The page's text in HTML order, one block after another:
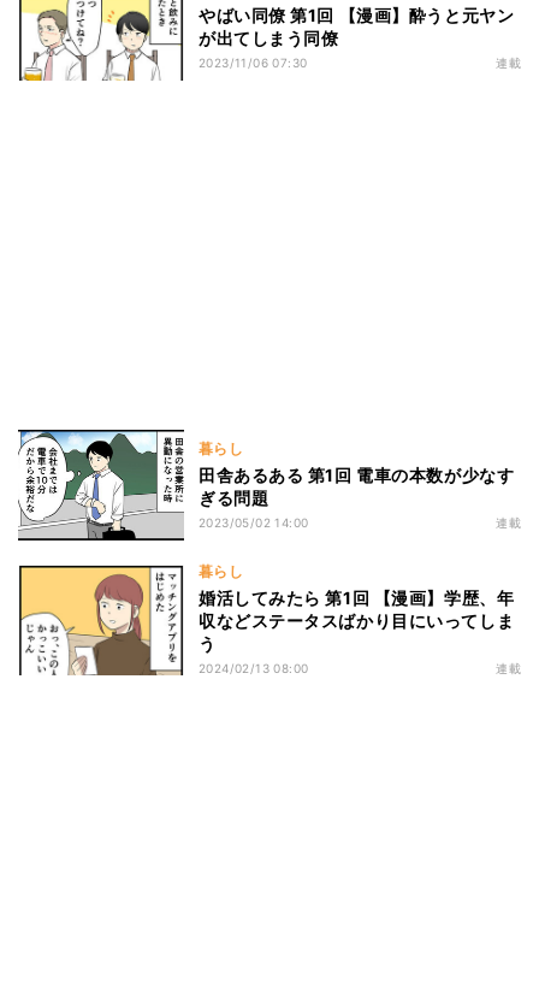
やばい同僚 第1回 【漫画】酔うと元ヤン
が出てしまう同僚
2023/11/06 07:30 連載
暮らし
田舎あるある 第1回 電車の本数が少なす
ぎる問題
2023/05/02 14:00 連載
暮らし
婚活してみたら 第1回 【漫画】学歴、年
収などステータスばかり目にいってしま
う
2024/02/13 08:00 連載